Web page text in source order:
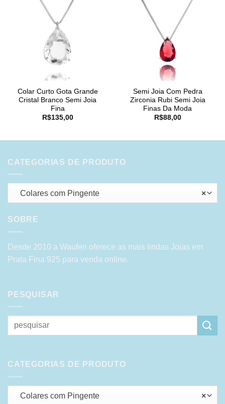
Colar Curto Gota Grande
Cristal Branco Semi Joia
Fina
R$135,00
Semi Joia Com Pedra
Zirconia Rubi Semi Joia
Finas Da Moda
R$88,00
CATEGORIAS DE PRODUTO
×
Colares com Pingente
SOBRE
Desde 2010 a Waufen oferece as mais lindas Joias em
Prata Fina 925 para venda online.
PESQUISAR
Pesquisar
por:
CATEGORIAS DE PRODUTO
×
Colares com Pingente